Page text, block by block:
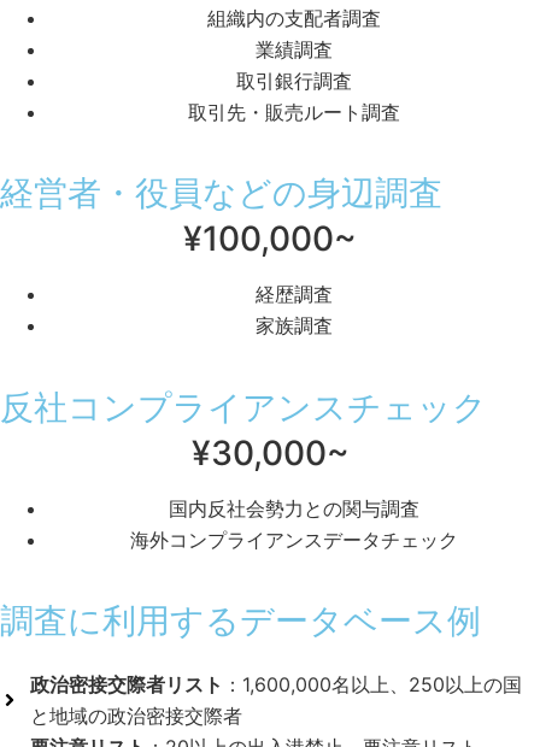
組織内の支配者調査
業績調査
取引銀行調査
取引先・販売ルート調査
経営者・役員などの身辺調査
¥100,000~
経歴調査
家族調査
反社コンプライアンスチェック
¥30,000~
国内反社会勢力との関与調査
海外コンプライアンスデータチェック
調査に利用するデータベース例
政治密接交際者リスト ：1,600,000名以上、250以上の国
と地域の政治密接交際者